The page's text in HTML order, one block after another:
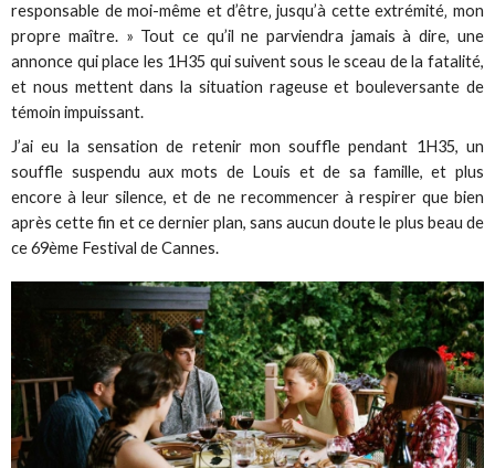
responsable de moi-même et d’être‚ jusqu’à cette extrémité‚ mon
propre maître. » Tout ce qu’il ne parviendra jamais à dire, une
annonce qui place les 1H35 qui suivent sous le sceau de la fatalité,
et nous mettent dans la situation rageuse et bouleversante de
témoin impuissant.
J’ai eu la sensation de retenir mon souffle pendant 1H35, un
souffle suspendu aux mots de Louis et de sa famille, et plus
encore à leur silence, et de ne recommencer à respirer que bien
après cette fin et ce dernier plan, sans aucun doute le plus beau de
ce 69ème Festival de Cannes.